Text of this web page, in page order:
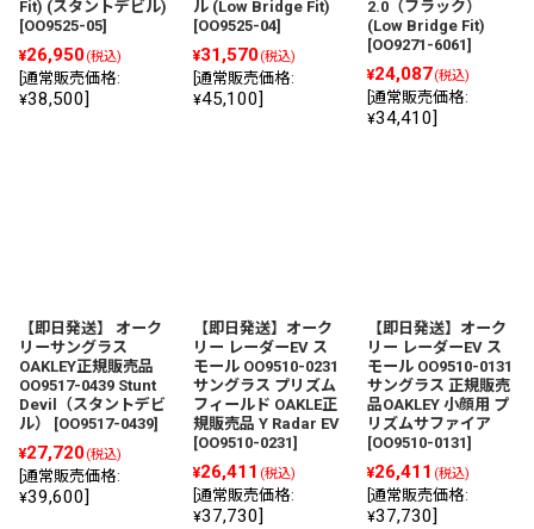
Fit) (スタントデビル)
[OO9525-05]
¥26,950(税込)
通常販売価格:
¥38,500]
ル (Low Bridge Fit)
[OO9525-04]
¥31,570(税込)
通常販売価格:
¥45,100]
2.0（フラック）
(Low Bridge Fit)
[OO9271-6061]
¥24,087(税込)
通常販売価格:
¥34,410]
【即日発送】 オーク
リーサングラス
OAKLEY正規販売品
OO9517-0439 Stunt
Devil（スタントデビ
ル）
[OO9517-0439]
¥27,720(税込)
通常販売価格:
¥39,600]
【即日発送】オーク
リー レーダーEV ス
モール OO9510-0231
サングラス プリズム
フィールド OAKLE正
規販売品 Y Radar EV
[OO9510-0231]
¥26,411 (税込)
通常販売価格:
¥37,730]
【即日発送】オーク
リー レーダーEV ス
モール OO9510-0131
サングラス 正規販売
品OAKLEY 小顔用 プ
リズムサファイア
[OO9510-0131]
¥26,411 (税込)
通常販売価格:
¥37,730]